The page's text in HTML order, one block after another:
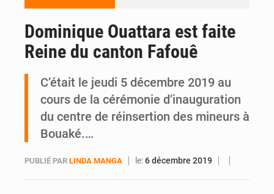
Décès de Mariam Diallo à Sikensi : Sikensi TV dénonce des pressions après la publication de son enquête
Yopougon : la DGI recommande le paiement en ligne des impôts pendant les perturbations liées au défilé du 7 août
Dominique Ouattara est faite
Reine du canton Fafouê
C’était le jeudi 5 décembre 2019 au
cours de la cérémonie d’inauguration
du centre de réinsertion des mineurs à
Bouaké.…
PUBLIÉ PAR LINDA MANGA le:6 décembre 2019